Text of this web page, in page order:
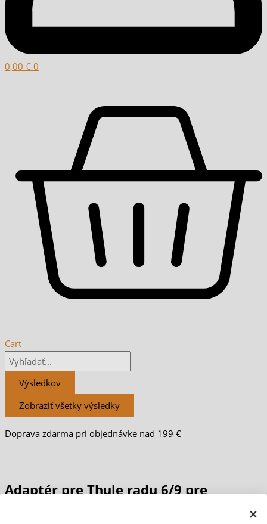
0,00 € 0
Cart
Výsledkov
Zobraziť všetky výsledky
Doprava zdarma pri objednávke nad 199 €
Adaptér pre Thule radu 6/9 pre